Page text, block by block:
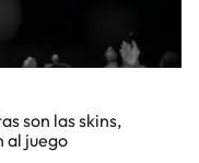
son las skins,
al juego